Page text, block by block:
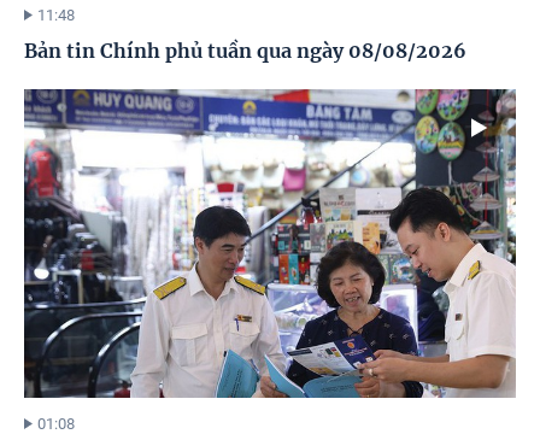
11:48
Bản tin Chính phủ tuần qua ngày 08/08/2026
01:08